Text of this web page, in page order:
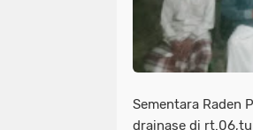
Sementara Raden
drainase di